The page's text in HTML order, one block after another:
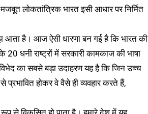
लोकतांत्रिक भारत इसी आधार पर निर्मित
है। आज ऐसी धारणा बन गई है कि भारत की
20 धनी राष्ट्रों में सरकारी कामकाज की भाषा
का सबसे बड़ा उदाहरण यह है कि जिन उच्च
होकर वे वैसे ही व्यवहार करते हैं,